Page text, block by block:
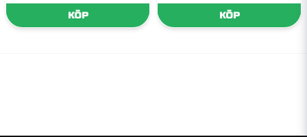
KÖP KÖP